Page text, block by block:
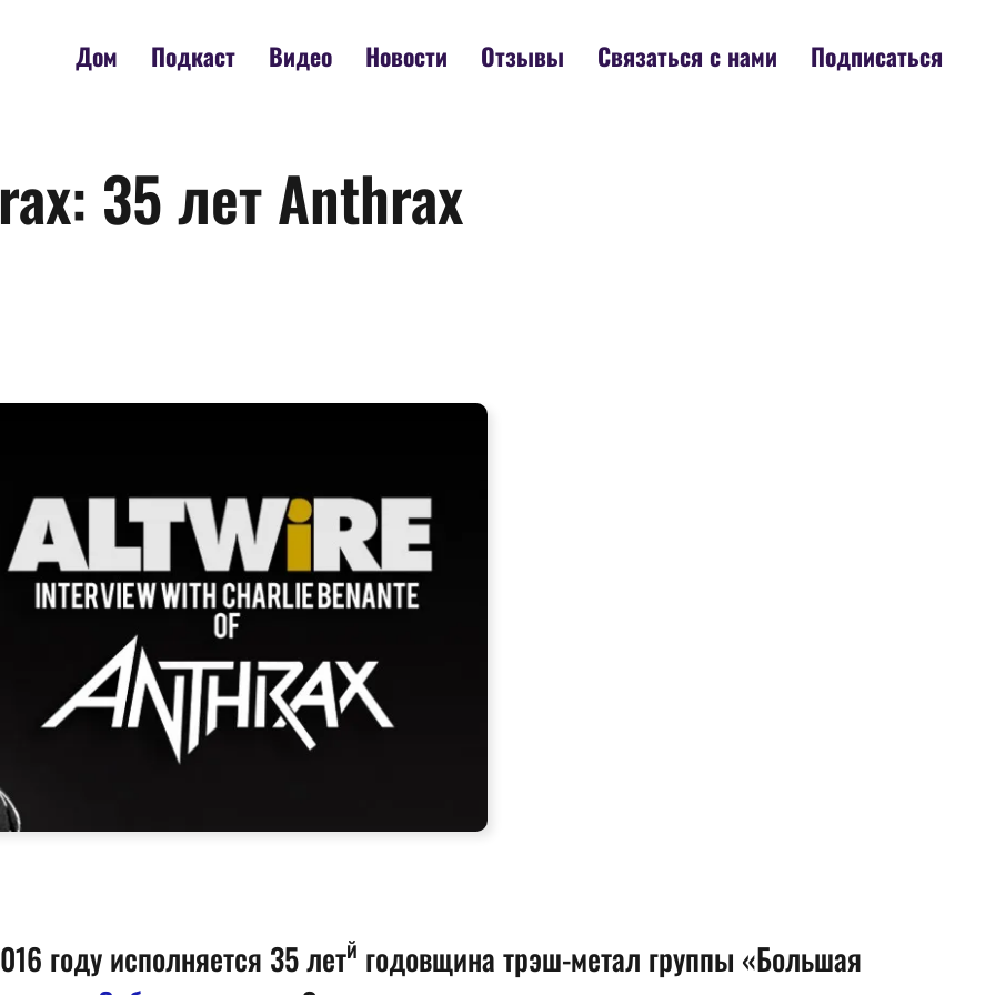
Дом Подкаст Видео Новости Отзывы Связаться с нами Подписаться
35 лет Anthrax
году исполняется 35 летй годовщина трэш-метал группы «Большая